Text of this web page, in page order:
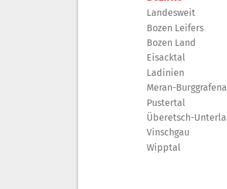
Landesweit
Bozen Leifers
Bozen Land
Eisacktal
Ladinien
Meran-
Pustertal
Überetsch-
Vinschgau
Wipptal